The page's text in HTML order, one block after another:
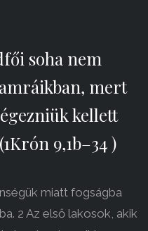
soha nem
mert
kellett
9,1b–34 )
miatt fogságba
2 Az első lakosok, akik